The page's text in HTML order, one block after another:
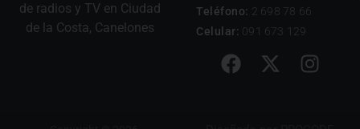
de radios y TV en Ciudad
de la Costa, Canelones
Teléfono: 2 698 78 66
Celular: 091 673 129